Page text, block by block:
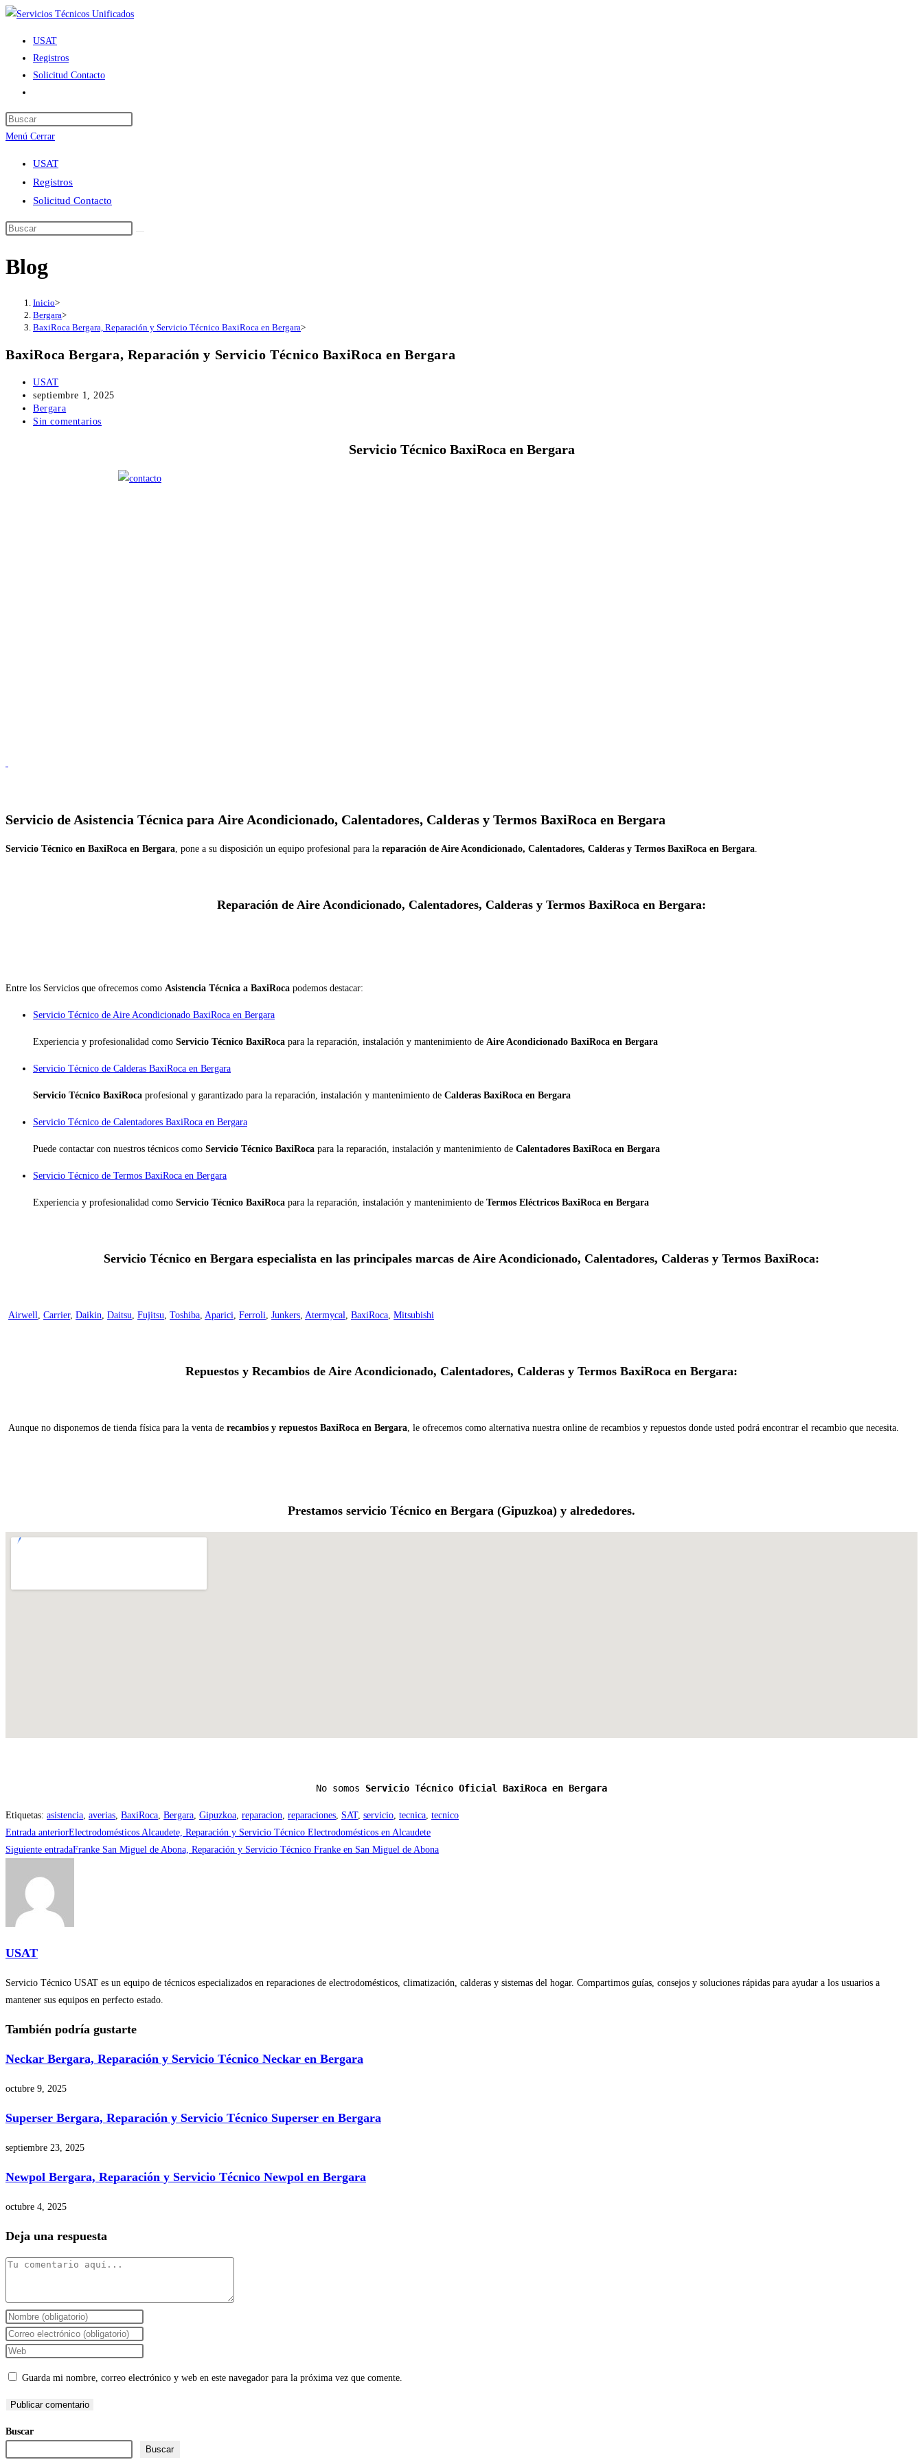
Ir
contenido
USAT
Registros
Solicitud Contacto
de
la
web
Menú Cerrar
USAT
Registros
Solicitud Contacto
Blog
Inicio>
Bergara>
BaxiRoca Bergara, Reparación y Servicio Técnico BaxiRoca en Bergara>
BaxiRoca Bergara, Reparación y Servicio Técnico BaxiRoca en Bergara
Autor
de
la
entrada:
USAT
Publicación
de
la
septiembre 1, 2025
Categoría
de
Bergara
Comentarios
Sin comentarios
Servicio Técnico BaxiRoca en Bergara
Servicio de Asistencia Técnica para Aire Acondicionado, Calentadores, Calderas y Termos BaxiRoca en Bergara
Servicio Técnico en BaxiRoca en Bergara, pone a su disposición un equipo profesional para la reparación de Aire Acondicionado, Calentadores, Calderas y Termos BaxiRoca en Bergara.
Reparación de Aire Acondicionado, Calentadores, Calderas y Termos BaxiRoca en Bergara:
Entre los Servicios que ofrecemos como Asistencia Técnica a BaxiRoca podemos destacar:
Servicio Técnico de Aire Acondicionado BaxiRoca en Bergara
Experiencia y profesionalidad como Servicio Técnico BaxiRoca para la reparación, instalación y mantenimiento de Aire Acondicionado BaxiRoca en Bergara
Servicio Técnico de Calderas BaxiRoca en Bergara
Servicio Técnico BaxiRoca profesional y garantizado para la reparación, instalación y mantenimiento de Calderas BaxiRoca en Bergara
Servicio Técnico de Calentadores BaxiRoca en Bergara
Puede contactar con nuestros técnicos como Servicio Técnico BaxiRoca para la reparación, instalación y mantenimiento de Calentadores BaxiRoca en Bergara
Servicio Técnico de Termos BaxiRoca en Bergara
Experiencia y profesionalidad como Servicio Técnico BaxiRoca para la reparación, instalación y mantenimiento de Termos Eléctricos BaxiRoca en Bergara
Servicio Técnico en Bergara especialista en las principales marcas de Aire Acondicionado, Calentadores, Calderas y Termos BaxiRoca:
Airwell, Carrier, Daikin, Daitsu, Fujitsu, Toshiba, Aparici, Ferroli, Junkers, Atermycal, BaxiRoca, Mitsubishi
Repuestos y Recambios de Aire Acondicionado, Calentadores, Calderas y Termos BaxiRoca en Bergara:
Aunque no disponemos de tienda física para la venta de recambios y repuestos BaxiRoca en Bergara, le ofrecemos como alternativa nuestra online de recambios y repuestos donde usted podrá encontrar el recambio que necesita.
Prestamos servicio Técnico en Bergara (Gipuzkoa) y alrededores.
No somos Servicio Técnico Oficial BaxiRoca en Bergara
Etiquetas: asistencia, averias, BaxiRoca, Bergara, Gipuzkoa, reparacion, reparaciones, SAT, servicio, tecnica, tecnico
Leer
más
Entrada anteriorElectrodomésticos Alcaudete, Reparación y Servicio Técnico Electrodomésticos en Alcaudete
Siguiente entradaFranke San Miguel de Abona, Reparación y Servicio Técnico Franke en San Miguel de Abona
USAT
Servicio Técnico USAT es un equipo de técnicos especializados en reparaciones de electrodomésticos, climatización, calderas y sistemas del hogar. Compartimos guías, consejos y soluciones rápidas para ayudar a los usuarios a
mantener sus equipos en perfecto estado.
También podría gustarte
Neckar Bergara, Reparación y Servicio Técnico Neckar en Bergara
octubre 9, 2025
Superser Bergara, Reparación y Servicio Técnico Superser en Bergara
septiembre 23, 2025
Newpol Bergara, Reparación y Servicio Técnico Newpol en Bergara
octubre 4, 2025
Deja una respuesta
Comentario
Introduce
tu
nombre
de
para
Introduce
tu
correo
para
Introduce
de
web
Guarda mi nombre, correo electrónico y web en este navegador para la próxima vez que comente.
Buscar
Buscar